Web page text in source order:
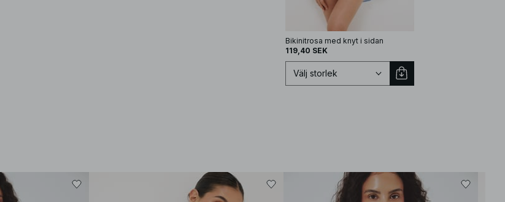
Bikinitrosa med knyt i sidan
119,40 SEK
Välj storlek